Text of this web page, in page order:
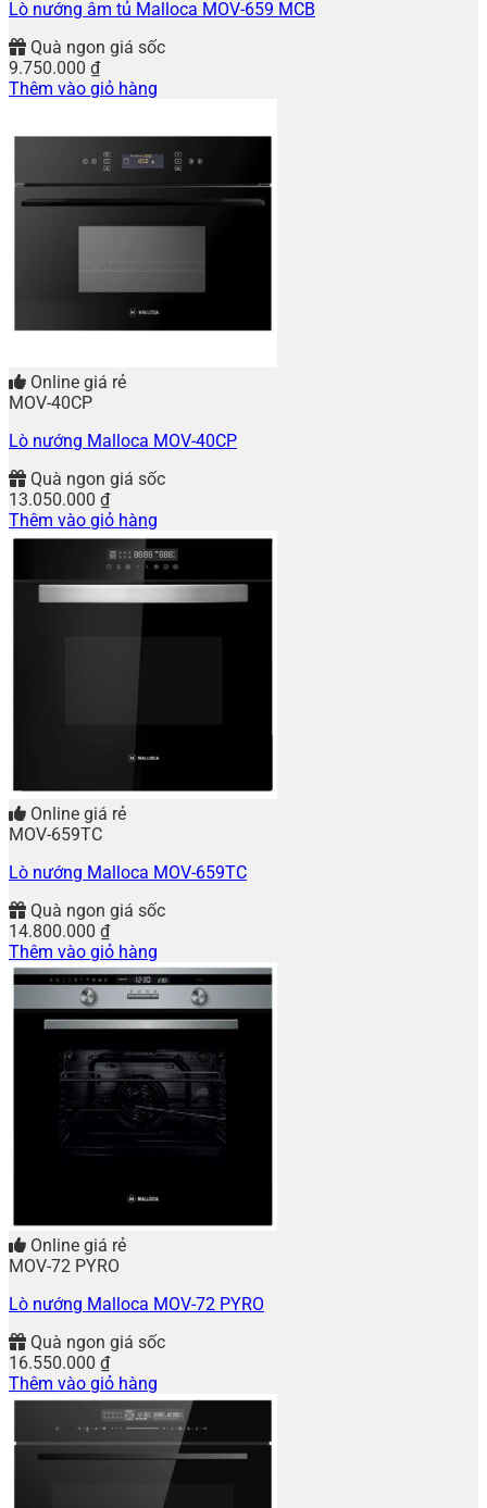
Lò nướng âm tủ Malloca MOV-659 MCB
Quà ngon giá sốc
9.750.000 ₫
Thêm vào giỏ hàng
Online giá rẻ
MOV-40CP
Lò nướng Malloca MOV-40CP
Quà ngon giá sốc
13.050.000 ₫
Thêm vào giỏ hàng
Online giá rẻ
MOV-659TC
Lò nướng Malloca MOV-659TC
Quà ngon giá sốc
14.800.000 ₫
Thêm vào giỏ hàng
Online giá rẻ
MOV-72 PYRO
Lò nướng Malloca MOV-72 PYRO
Quà ngon giá sốc
16.550.000 ₫
Thêm vào giỏ hàng